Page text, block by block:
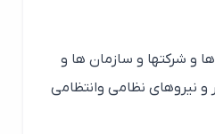
شرکتها و سازمان ها و
نظامی وانتظامی